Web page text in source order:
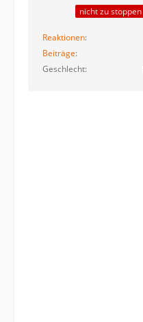
nicht zu stoppen
Reaktionen
Beiträge
Geschlecht